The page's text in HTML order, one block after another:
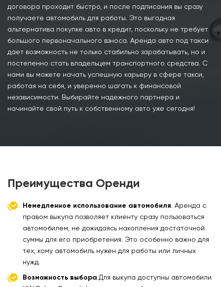
договора проходит быстро, и после подписания вы сразу
получаете автомобиль для работы. Это выгодная
альтернатива покупке авто в кредит, поскольку не требует
большого первоначального взноса. Аренда авто под такси
дает возможность не только стабильно зарабатывать, но и
постепенно стать владельцем транспортного средства. С
нами вы можете начать успешную карьеру в сфере такси,
работая на себя, и уверенно шагать к финансовой
независимости. Выбирайте надежного партнера и
начинайте свой путь к собственному авто уже сегодня!
Преимущества Оренди
Немедленное использование автомобиля. Аренда с
правом выкупа позволяет клиенту сразу пользоваться
автомобилем, не дожидаясь накопления достаточной
суммы для его приобретения. Это особенно важно для
тех, кому автомобиль нужен для работы или личных
нужд.
Возможность выбора.Для выкупа доступны автомобили